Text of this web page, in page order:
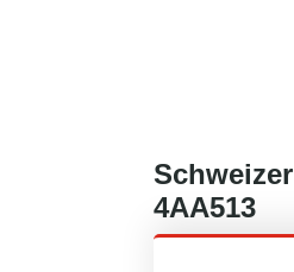
Schweizer
4AA513